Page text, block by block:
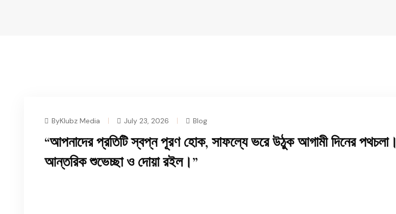
ByKlubz Media July 23, 2026 Blog
“আপনাদের প্রতিটি স্বপ্ন পূরণ হোক, সাফল্যে ভরে উঠুক আগামী দিনের পথচলা।
আন্তরিক শুভেচ্ছা ও দোয়া রইল।”